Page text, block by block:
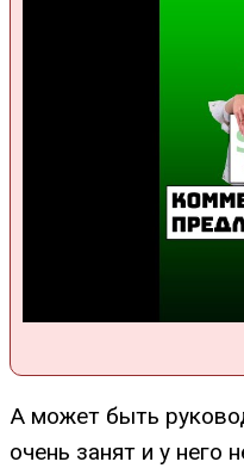
А может быть
очень занят и у него